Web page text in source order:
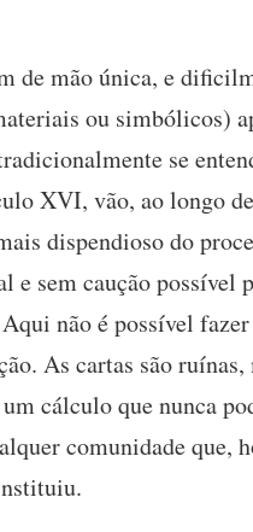
de mão única, e
ou simbólicos)
se
XVI, vão, ao longo
dispendioso do
e sem caução possível
não é possível fazer
As cartas são ruínas,
cálculo que nunca
comunidade que,